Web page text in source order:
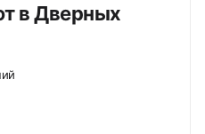
в Дверных